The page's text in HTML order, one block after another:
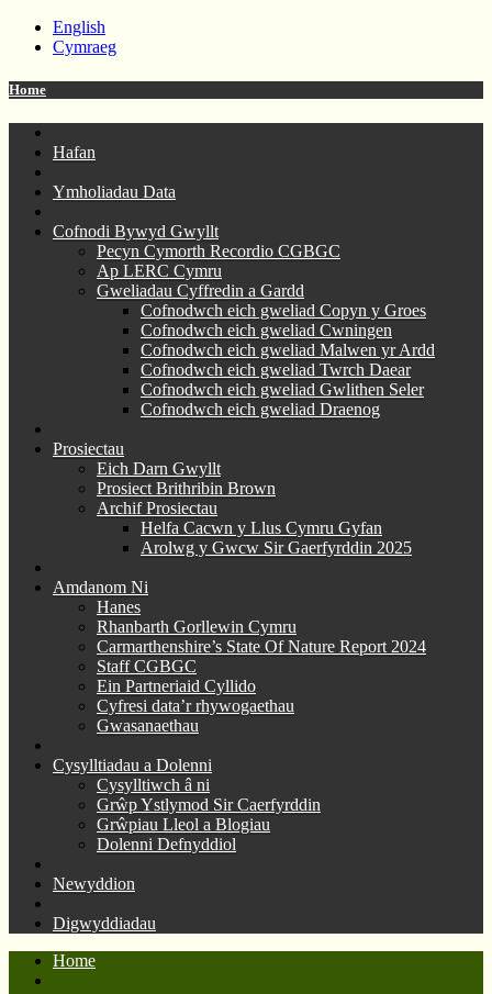
English
Cymraeg
Home
Hafan
Ymholiadau Data
Cofnodi Bywyd Gwyllt
Pecyn Cymorth Recordio CGBGC
Ap LERC Cymru
Gweliadau Cyffredin a Gardd
Cofnodwch eich gweliad Copyn y Groes
Cofnodwch eich gweliad Cwningen
Cofnodwch eich gweliad Malwen yr Ardd
Cofnodwch eich gweliad Twrch Daear
Cofnodwch eich gweliad Gwlithen Seler
Cofnodwch eich gweliad Draenog
Prosiectau
Eich Darn Gwyllt
Prosiect Brithribin Brown
Archif Prosiectau
Helfa Cacwn y Llus Cymru Gyfan
Arolwg y Gwcw Sir Gaerfyrddin 2025
Amdanom Ni
Hanes
Rhanbarth Gorllewin Cymru
Carmarthenshire’s State Of Nature Report 2024
Staff CGBGC
Ein Partneriaid Cyllido
Cyfresi data’r rhywogaethau
Gwasanaethau
Cysylltiadau a Dolenni
Cysylltiwch â ni
Grŵp Ystlymod Sir Caerfyrddin
Grŵpiau Lleol a Blogiau
Dolenni Defnyddiol
Newyddion
Digwyddiadau
Home